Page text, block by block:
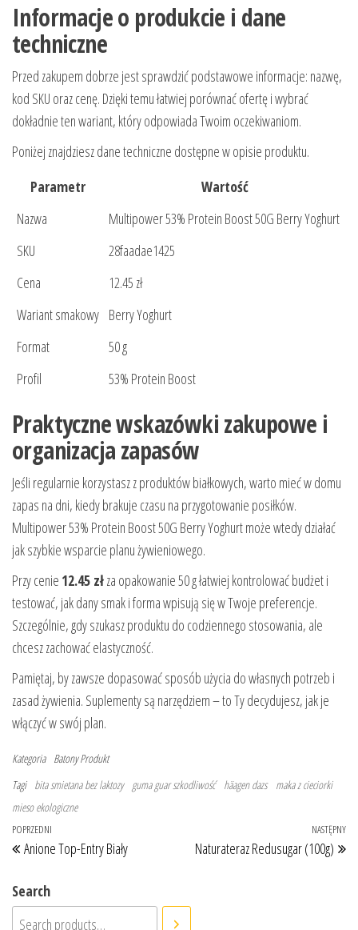
Informacje o produkcie i dane
techniczne
Przed zakupem dobrze jest sprawdzić podstawowe informacje: nazwę,
kod SKU oraz cenę. Dzięki temu łatwiej porównać ofertę i wybrać
dokładnie ten wariant, który odpowiada Twoim oczekiwaniom.
Poniżej znajdziesz dane techniczne dostępne w opisie produktu.
Parametr
Wartość
Nazwa
Multipower 53% Protein Boost 50G Berry Yoghurt
SKU
28faadae1425
Cena
12.45 zł
Wariant smakowy Berry Yoghurt
Format
50 g
Profil
53% Protein Boost
Praktyczne wskazówki zakupowe i
organizacja zapasów
Jeśli regularnie korzystasz z produktów białkowych, warto mieć w domu
zapas na dni, kiedy brakuje czasu na przygotowanie posiłków.
Multipower 53% Protein Boost 50G Berry Yoghurt może wtedy działać
jak szybkie wsparcie planu żywieniowego.
Przy cenie 12.45 złza opakowanie 50 g łatwiej kontrolować budżet i
testować, jak dany smak i forma wpisują się w Twoje preferencje.
Szczególnie, gdy szukasz produktu do codziennego stosowania, ale
chcesz zachować elastyczność.
Pamiętaj, by zawsze dopasować sposób użycia do własnych potrzeb i
zasad żywienia. Suplementy są narzędziem – to Ty decydujesz, jak je
włączyć w swój plan.
Kategoria Batony Produkt
Tagi bita smietana bez laktozy guma guar szkodliwość häagen dazs
maka z cieciorki
mieso ekologiczne
Nawigacja wpisu
Poprzedni wpis
POPRZEDNI
Anione Top-Entry Biały
NASTĘPNY
Naturateraz Redusugar (100g)
Search